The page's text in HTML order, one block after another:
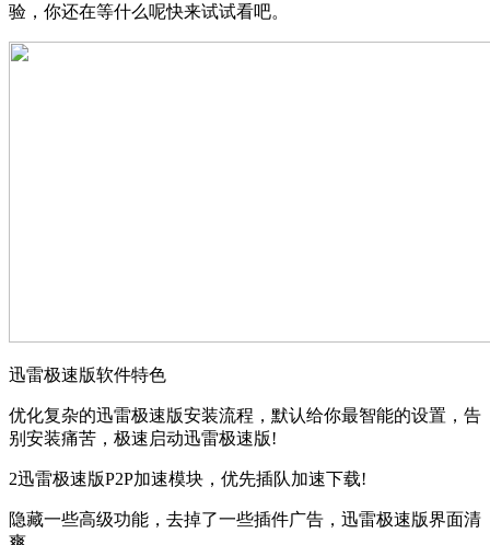
验，你还在等什么呢快来试试看吧。
迅雷极速版软件特色
优化复杂的迅雷极速版安装流程，默认给你最智能的设置，告
别安装痛苦，极速启动迅雷极速版!
2迅雷极速版P2P加速模块，优先插队加速下载!
隐藏一些高级功能，去掉了一些插件广告，迅雷极速版界面清